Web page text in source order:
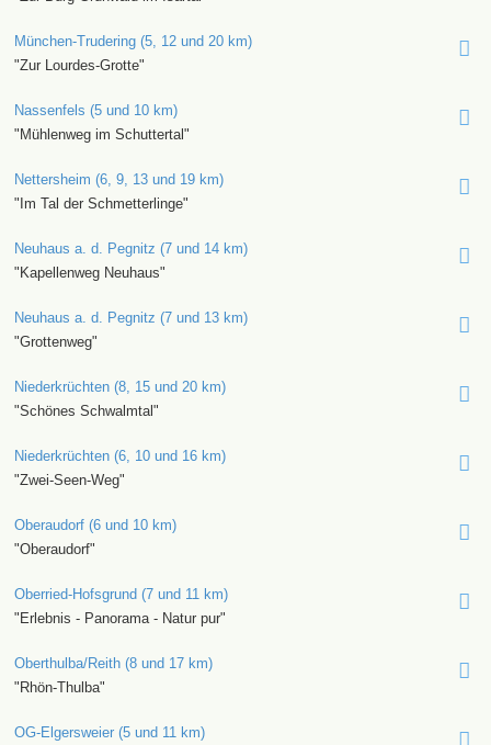
München-Trudering (5, 12 und 20 km)
"Zur Lourdes-Grotte"
Nassenfels (5 und 10 km)
"Mühlenweg im Schuttertal"
Nettersheim (6, 9, 13 und 19 km)
"Im Tal der Schmetterlinge"
Neuhaus a. d. Pegnitz (7 und 14 km)
"Kapellenweg Neuhaus"
Neuhaus a. d. Pegnitz (7 und 13 km)
"Grottenweg"
Niederkrüchten (8, 15 und 20 km)
"Schönes Schwalmtal"
Niederkrüchten (6, 10 und 16 km)
"Zwei-Seen-Weg"
Oberaudorf (6 und 10 km)
"Oberaudorf"
Oberried-Hofsgrund (7 und 11 km)
"Erlebnis - Panorama - Natur pur"
Oberthulba/Reith (8 und 17 km)
"Rhön-Thulba"
OG-Elgersweier (5 und 11 km)